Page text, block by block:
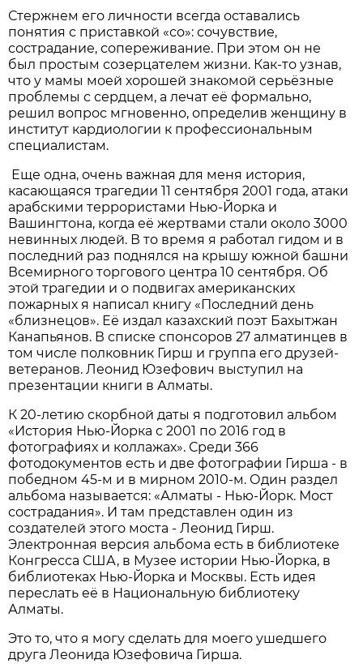
Стержнем его личности всегда оставались
понятия с приставкой «со»: сочувствие,
сострадание, сопереживание. При этом он не
был простым созерцателем жизни. Как-то узнав,
что у мамы моей хорошей знакомой серьёзные
проблемы с сердцем, а лечат её формально,
решил вопрос мгновенно, определив женщину в
институт кардиологии к профессиональным
специалистам.
Еще одна, очень важная для меня история,
касающаяся трагедии 11 сентября 2001 года, атаки
арабскими террористами Нью-Йорка и
Вашингтона, когда её жертвами стали около 3000
невинных людей. В то время я работал гидом и в
последний раз поднялся на крышу южной башни
Всемирного торгового центра 10 сентября. Об
этой трагедии и о подвигах американских
пожарных я написал книгу «Последний день
«близнецов». Её издал казахский поэт Бахытжан
Канапьянов. В списке спонсоров 27 алматинцев в
том числе полковник Гирш и группа его друзей-
ветеранов. Леонид Юзефович выступил на
презентации книги в Алматы.
К 20-летию скорбной даты я подготовил альбом
«История Нью-Йорка с 2001 по 2016 год в
фотографиях и коллажах». Среди 366
фотодокументов есть и две фотографии Гирша - в
победном 45-м и в мирном 2010-м. Один раздел
альбома называется: «Алматы - Нью-Йорк. Мост
сострадания». И там представлен один из
создателей этого моста - Леонид Гирш.
Электронная версия альбома есть в библиотеке
Конгресса США, в Музее истории Нью-Йорка, в
библиотеках Нью-Йорка и Москвы. Есть идея
переслать её в Национальную библиотеку
Алматы.
Это то, что я могу сделать для моего ушедшего
друга Леонида Юзефовича Гирша.